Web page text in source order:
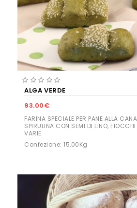
ALGA VERDE
93.00€
FARINA SPECIALE PER PANE ALLA
SPIRULINA CON SEMI DI LINO, FIOCCHI
VARIE
Confezione: 15,00Kg